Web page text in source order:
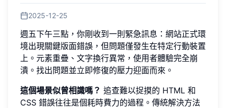
2025-12-25
週五下午三點，你剛收到一則緊急訊息：網站正式環
境出現關鍵版面錯誤，但問題僅發生在特定行動裝置
上。元素重疊、文字換行異常，使用者體驗完全崩
潰。找出問題並立即修復的壓力迎面而來。
這個場景似曾相識嗎？ 追查難以捉摸的 HTML 和
CSS 錯誤往往是個耗時費力的過程。傳統解決方法